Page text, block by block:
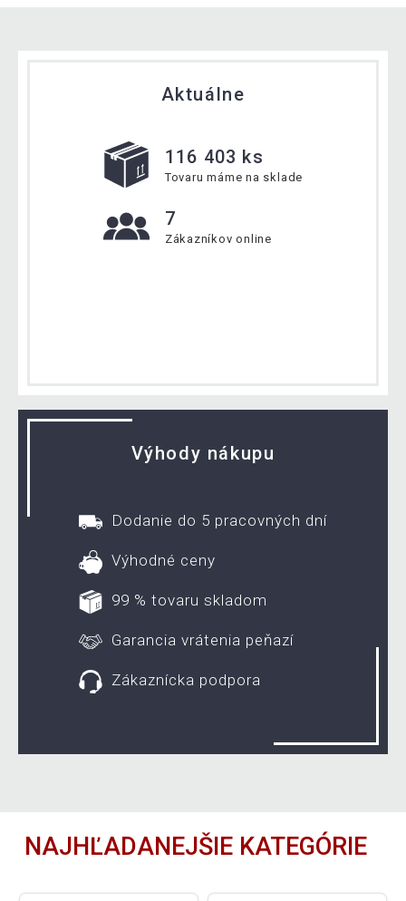
Aktuálne
116 403 ks
Tovaru máme na sklade
7
Zákazníkov online
Výhody nákupu
Dodanie do 5 pracovných dní
Výhodné ceny
99 % tovaru skladom
Garancia vrátenia peňazí
Zákaznícka podpora
NAJHĽADANEJŠIE KATEGÓRIE